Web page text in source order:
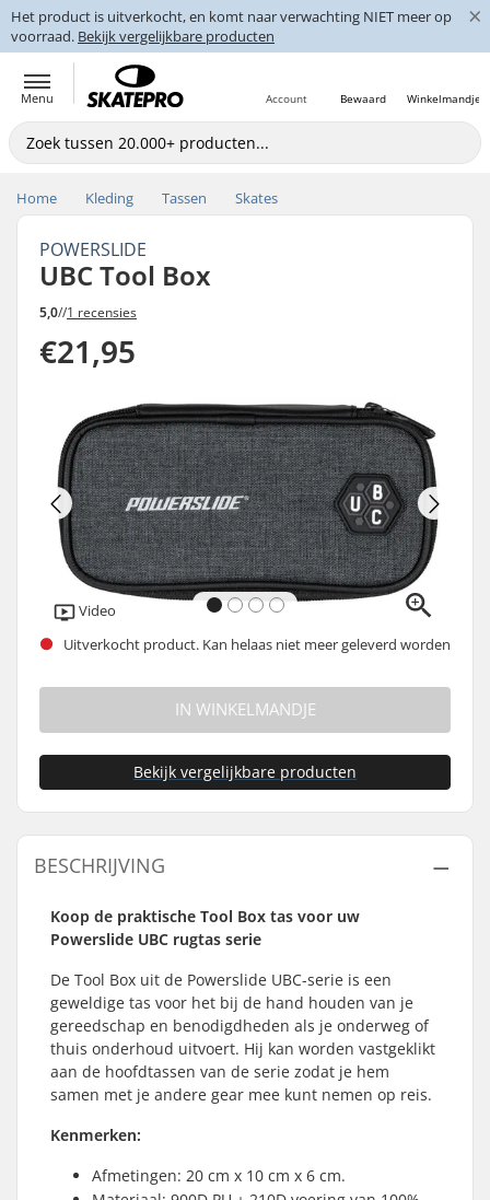
Het product is uitverkocht, en komt naar verwachting NIET meer op
voorraad. Bekijk vergelijkbare producten
×
Menu Winkelmandje
Bewaard
Account
Home Kleding Tassen Skates
POWERSLIDE
UBC Tool Box
5,0//1 recensies
€21,95
Video
Uitverkocht product. Kan helaas niet meer geleverd worden
IN WINKELMANDJE
Bekijk vergelijkbare producten
BESCHRIJVING
Koop de praktische Tool Box tas voor uw
Powerslide UBC rugtas serie
De Tool Box uit de Powerslide UBC-serie is een
geweldige tas voor het bij de hand houden van je
gereedschap en benodigdheden als je onderweg of
thuis onderhoud uitvoert. Hij kan worden vastgeklikt
aan de hoofdtassen van de serie zodat je hem
samen met je andere gear mee kunt nemen op reis.
Kenmerken:
Afmetingen: 20 cm x 10 cm x 6 cm.